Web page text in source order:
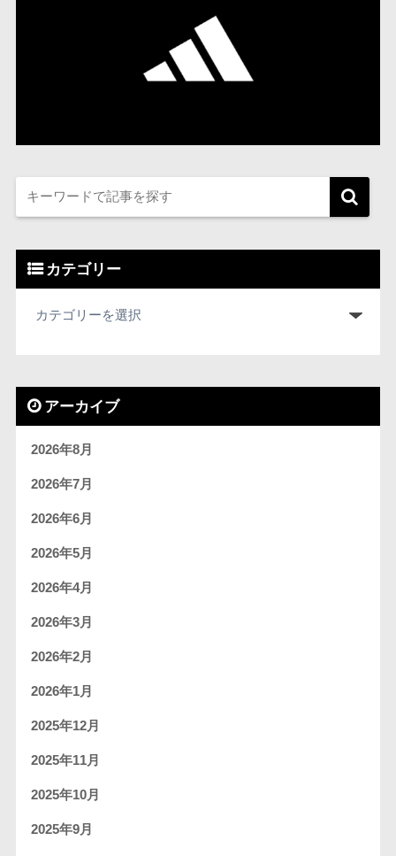
カテゴリー
アーカイブ
2026年8月
2026年7月
2026年6月
2026年5月
2026年4月
2026年3月
2026年2月
2026年1月
2025年12月
2025年11月
2025年10月
2025年9月